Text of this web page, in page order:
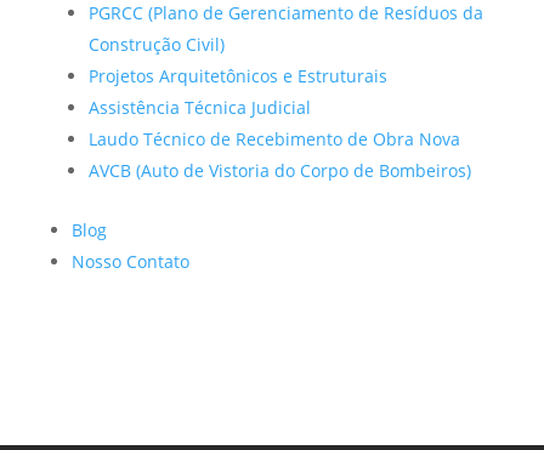
PGRCC (Plano de Gerenciamento de Resíduos da
Construção Civil)
Projetos Arquitetônicos e Estruturais
Assistência Técnica Judicial
Laudo Técnico de Recebimento de Obra Nova
AVCB (Auto de Vistoria do Corpo de Bombeiros)
Blog
Nosso Contato